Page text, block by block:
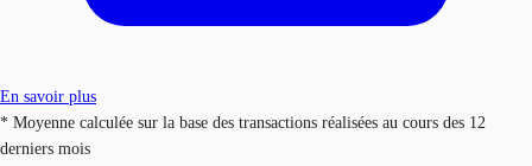
En savoir plus
* Moyenne calculée sur la base des transactions réalisées au cours des 12
derniers mois